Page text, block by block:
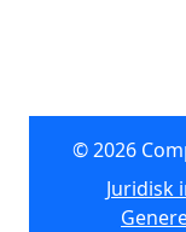
© 2026
Juridisk